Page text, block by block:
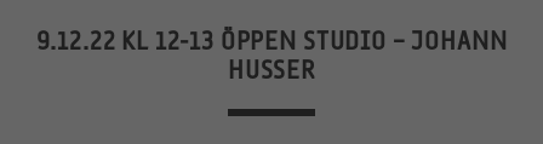
9.12.22 KL 12-13 ÖPPEN STUDIO – JOHANN
HUSSER